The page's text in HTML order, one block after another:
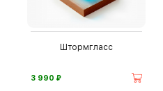
Штормгласс
3 990 ⃏